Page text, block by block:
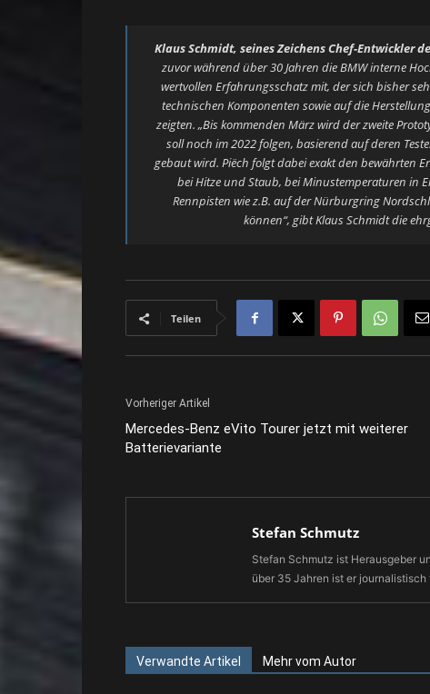
Klaus Schmidt, seines Zeichens Chef-Entwickler
zuvor während über 30 Jahren die BMW interne
wertvollen Erfahrungsschatz mit, der sich bisher
technischen Komponenten sowie auf die
zeigten. „Bis kommenden März wird der zweite
soll noch im 2022 folgen, basierend auf deren
gebaut wird. Piëch folgt dabei exakt den bewährten
bei Hitze und Staub, bei Minustemperaturen in
Rennpisten wie z.B. auf der Nürburgring
können“, gibt Klaus Schmidt die
Teilen
Vorheriger Artikel
Mercedes-Benz eVito Tourer jetzt mit weiterer
Batterievariante
Stefan Schmutz
Stefan Schmutz ist Herausgeber
über 35 Jahren ist er
Verwandte Artikel Mehr vom Autor